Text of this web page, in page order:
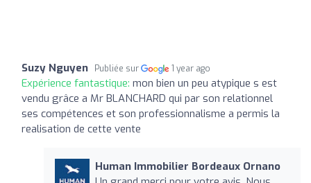
Suzy Nguyen Publiée sur 1 year ago
Expérience fantastique: mon bien un peu atypique s est
vendu grâce a Mr BLANCHARD qui par son relationnel
ses compétences et son professionnalisme a permis la
realisation de cette vente
Human Immobilier Bordeaux Ornano